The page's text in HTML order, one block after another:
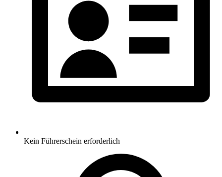
Kein Führerschein erforderlich